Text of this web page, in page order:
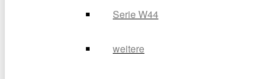
Serie W44
weitere